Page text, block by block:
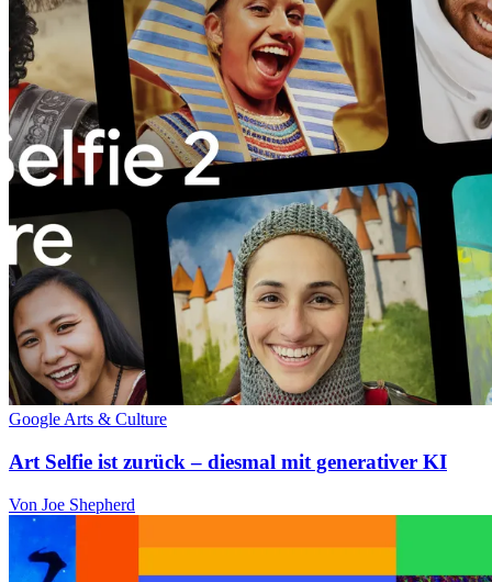
Google Arts & Culture
Art Selfie ist zurück – diesmal mit generativer KI
Von Joe Shepherd